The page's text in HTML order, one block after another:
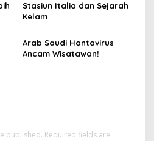
Stasiun Italia dan Sejarah
Kelam
Arab Saudi Hantavirus
Ancam Wisatawan!
published. Required fields are